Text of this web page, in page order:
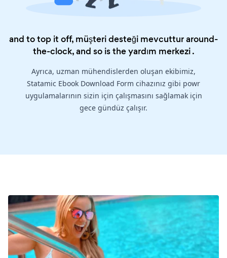
and to top it off, müşteri desteği mevcuttur around-
the-clock, and so is theyardım merkezi.
Ayrıca, uzman mühendislerden oluşan ekibimiz,
Statamic Ebook Download Form cihazınız gibi powr
uygulamalarının sizin için çalışmasını sağlamak için
gece gündüz çalışır.